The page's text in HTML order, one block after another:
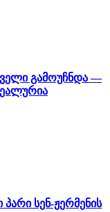
გამოუჩნდა —
სენ-ჟერმენის